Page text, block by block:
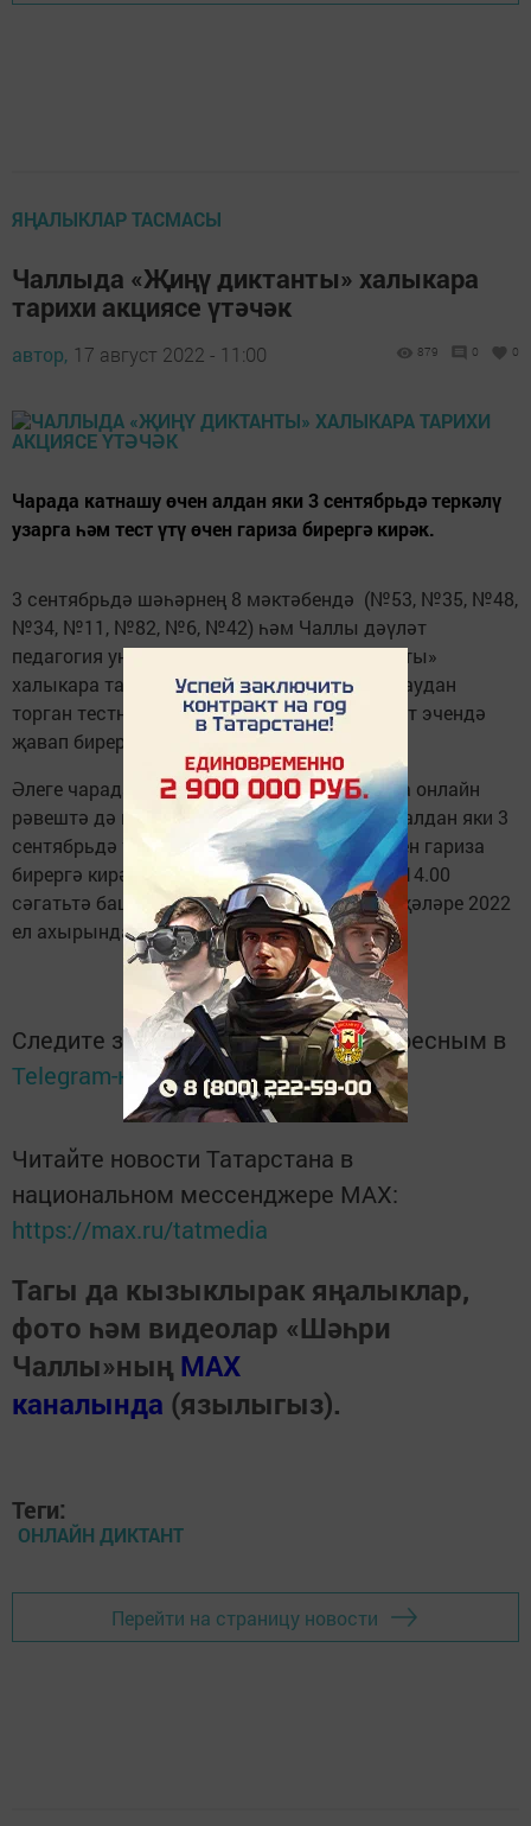
ЯҢАЛЫКЛАР ТАСМАСЫ
Чаллыда «Җиңү диктанты» халыкара
тарихи акциясе үтәчәк
автор, 17 август 2022 - 11:00 879 0 0
Чарада катнашу өчен алдан яки 3 сентябрьдә теркәлү
узарга һәм тест үтү өчен гариза бирергә кирәк.
3 сентябрьдә шәһәрнең 8 мәктәбендә (№53, №35, №48,
№34, №11, №82, №6, №42) һәм Чаллы дәүләт
педагогия университетында «Җиңү диктанты»
халыкара тарихи акциясе үтәчәк. Ул 25 сораудан
торган тестны үз эченә ала. Аларга 45 минут эчендә
җавап бирергә кирәк булачак.
Әлеге чарада
диктантпобеды.рфсайты аша онлайн
рәвештә дә катнашырга була. Моның өчен алдан яки 3
сентябрьдә теркәлү узарга һәм тест үтү өчен гариза
бирергә кирәк. Чара Мәскәү вакыты белән 14.00
сәгатьтә башланып китәчәк. Диктант нәтиҗәләре 2022
ел ахырында билгеле булыр дип көтелә.
Следите за самым важным и интересным в
Telegram-канале Татмедиа
Читайте новости Татарстана в
национальном мессенджере MАХ:
https://max.ru/tatmedia
Тагы да кызыклырак яңалыклар,
фото һәм видеолар «Шәһри
Чаллы»ның MAX
каналында (язылыгыз).
Теги:
ОНЛАЙН ДИКТАНТ
Перейти на страницу новости